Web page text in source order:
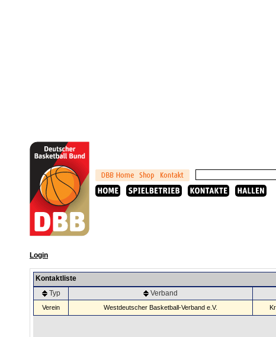
Login
Kontaktliste
Typ
Verband
Verein Westdeutscher Basketball-Verband e.V.